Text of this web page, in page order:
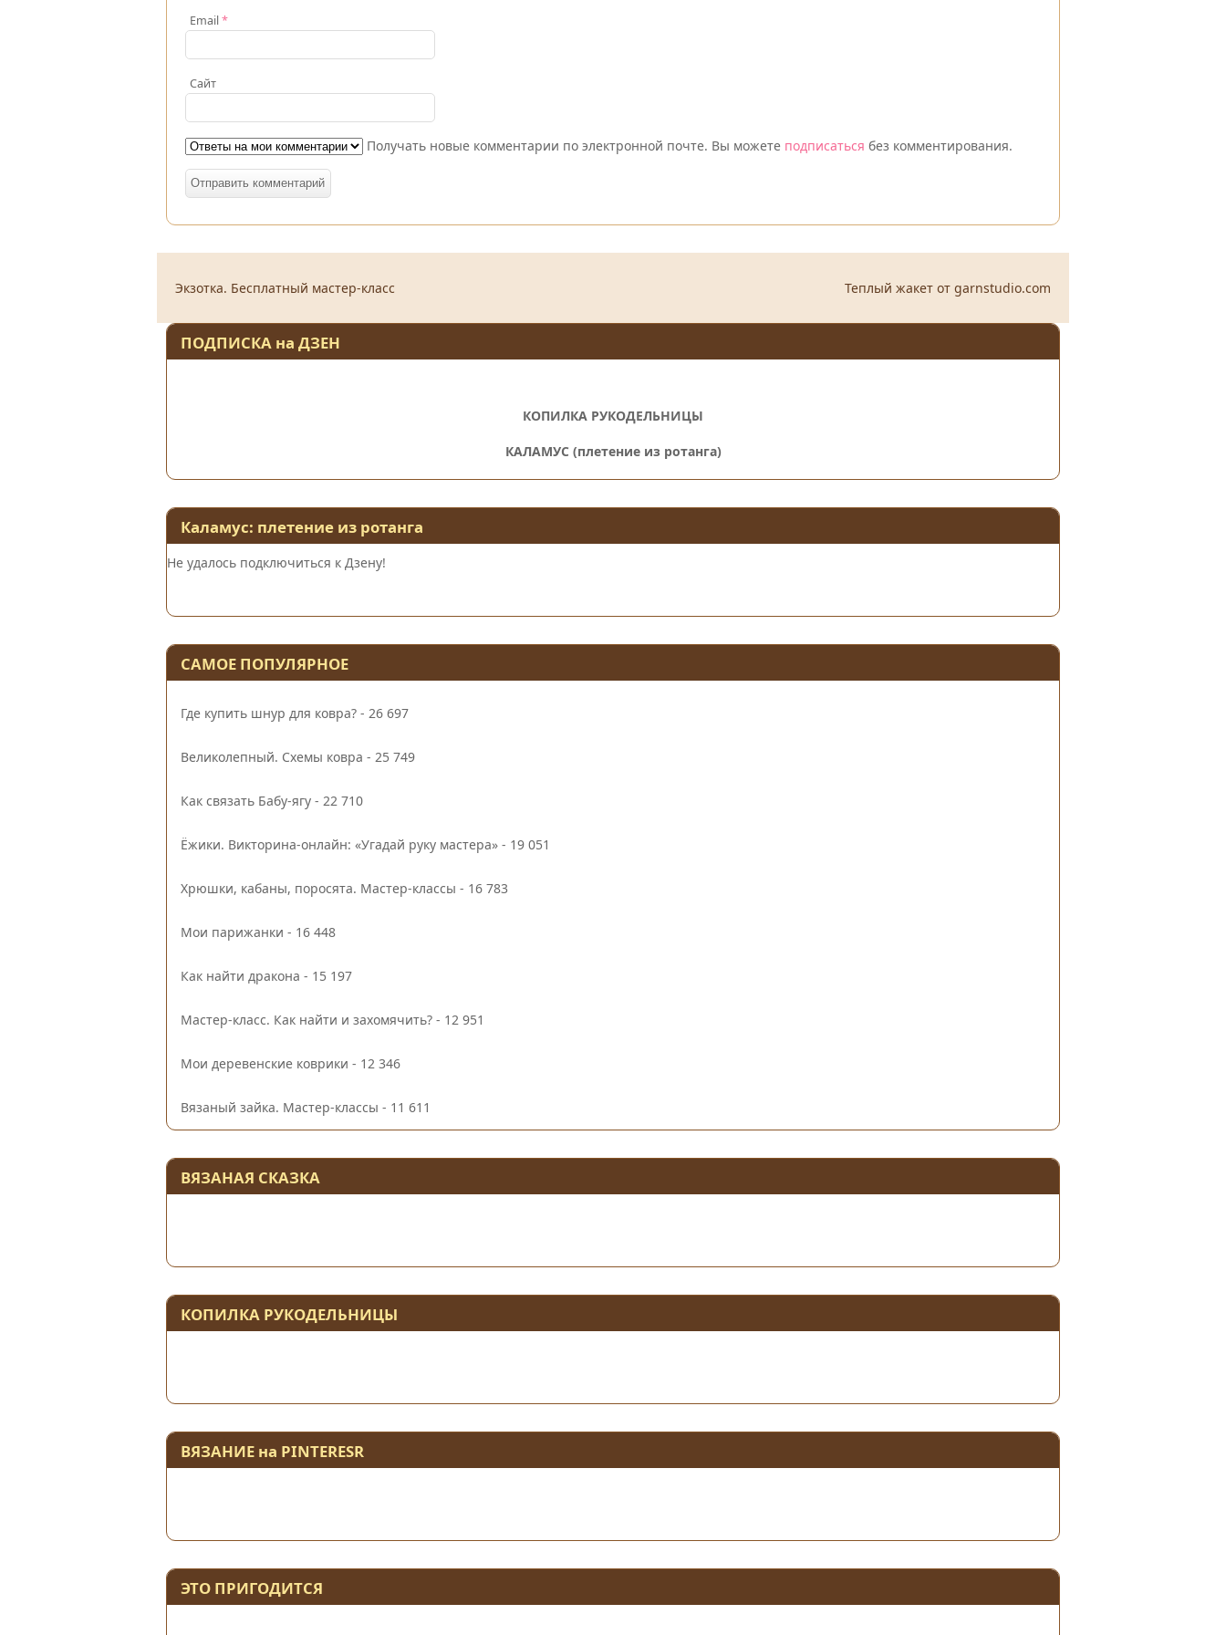
Email*
Сайт
Получать новые комментарии по электронной почте. Вы можете подписаться без комментирования.
Экзотка. Бесплатный мастер-класс Теплый жакет от garnstudio.com
ПОДПИСКА на ДЗЕН
КОПИЛКА РУКОДЕЛЬНИЦЫ
КАЛАМУС (плетение из ротанга)
Каламус: плетение из ротанга
Не удалось подключиться к Дзену!
САМОЕ ПОПУЛЯРНОЕ
Где купить шнур для ковра? - 26 697
Великолепный. Схемы ковра - 25 749
Как связать Бабу-ягу - 22 710
Ёжики. Викторина-онлайн: «Угадай руку мастера» - 19 051
Хрюшки, кабаны, поросята. Мастер-классы - 16 783
Мои парижанки - 16 448
Как найти дракона - 15 197
Мастер-класс. Как найти и захомячить? - 12 951
Мои деревенские коврики - 12 346
Вязаный зайка. Мастер-классы - 11 611
ВЯЗАНАЯ СКАЗКА
КОПИЛКА РУКОДЕЛЬНИЦЫ
ВЯЗАНИЕ на PINTERESR
ЭТО ПРИГОДИТСЯ